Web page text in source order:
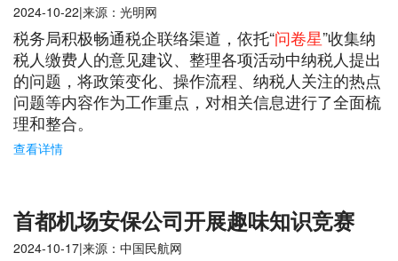
2024-10-22|来源：光明网
税务局积极畅通税企联络渠道，依托“问卷星”收集纳
税人缴费人的意见建议、整理各项活动中纳税人提出
的问题，将政策变化、操作流程、纳税人关注的热点
问题等内容作为工作重点，对相关信息进行了全面梳
理和整合。
查看详情
首都机场安保公司开展趣味知识竞赛
2024-10-17|来源：中国民航网